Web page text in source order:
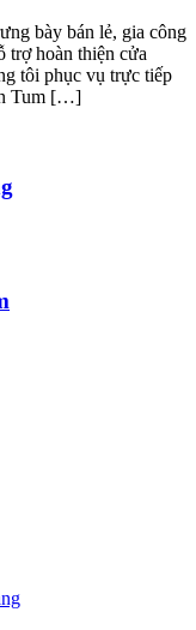
bày bán lẻ, gia công
trợ hoàn thiện cửa
tôi phục vụ trực tiếp
Tum […]